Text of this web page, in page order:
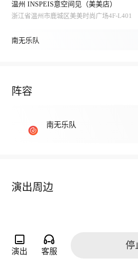
温州 INSPEIS意空间见（美美店）
浙江省温州市鹿城区美美时尚广场4F-L401
南无乐队
阵容
南无乐队
演出周边
演出 客服
停